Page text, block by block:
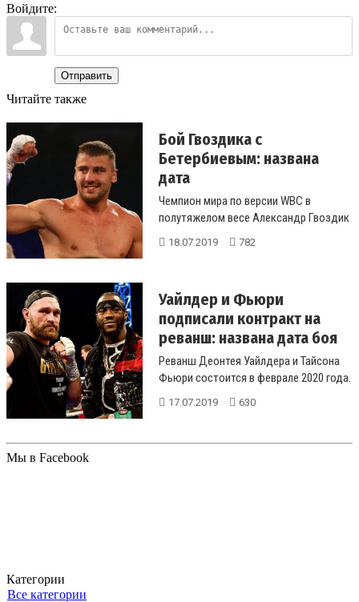
Войдите:
Отправить
Читайте также
Бой Гвоздика с
Бетербиевым: названа
дата
Чемпион мира по версии WBC в
полутяжелом весе Александр Гвоздик
(17-0, 14 КО) проведет свой
18.07.2019 782
Уайлдер и Фьюри
подписали контракт на
реванш: названа дата боя
Реванш Деонтея Уайлдера и Тайсона
Фьюри состоится в феврале 2020 года.
Об этом сказал сам Фьюри, соо...
17.07.2019 630
Мы в Facebook
Категории
Все категории